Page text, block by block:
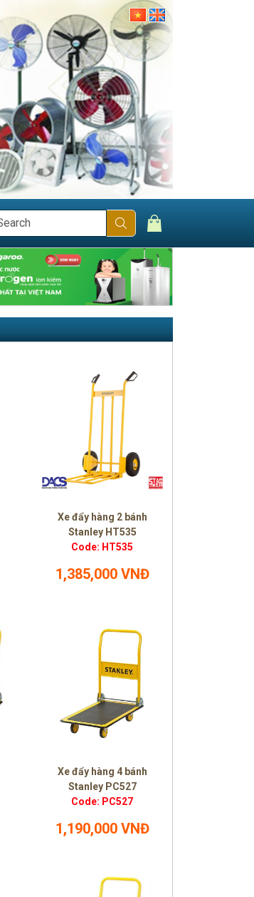
Xe đẩy hàng 2 bánh
Stanley HT535
Code: HT535
1,385,000 VNĐ
Xe đẩy hàng 4 bánh
Stanley PC527
Code: PC527
1,190,000 VNĐ